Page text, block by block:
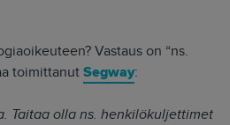
Vastaus on “ns.
toimittanutSegway:
Taitaa olla ns. henkilökuljettimet